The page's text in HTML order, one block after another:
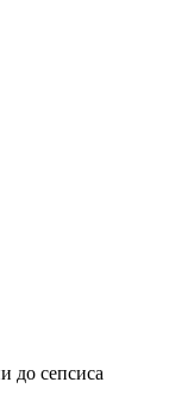
до сепсиса